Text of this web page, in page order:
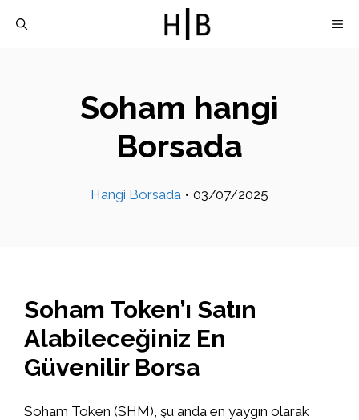
Soham hangi
Borsada
Hangi Borsada • 03/07/2025
Soham Token’ı Satın
Alabileceğiniz En
Güvenilir Borsa
Soham Token (SHM), şu anda en yaygın olarak